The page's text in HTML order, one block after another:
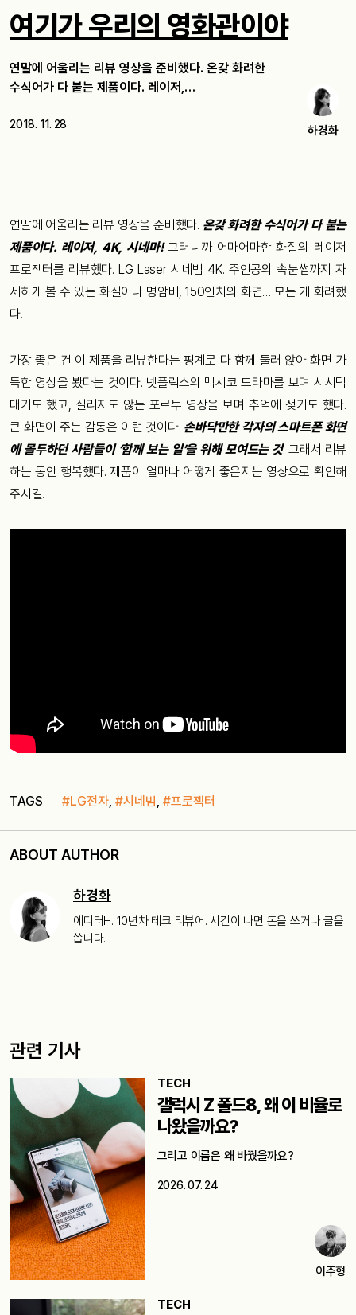
여기가 우리의 영화관이야
연말에 어울리는 리뷰 영상을 준비했다. 온갖 화려한
수식어가 다 붙는 제품이다. 레이저,…
2018. 11. 28 하경화
연말에 어울리는 리뷰 영상을 준비했다. 온갖 화려한 수식어가 다 붙는
제품이다. 레이저, 4K, 시네마! 그러니까 어마어마한 화질의 레이저
프로젝터를 리뷰했다. LG Laser 시네빔 4K. 주인공의 속눈썹까지 자
세하게 볼 수 있는 화질이나 명암비, 150인치의 화면… 모든 게 화려했
다.
가장 좋은 건 이 제품을 리뷰한다는 핑계로 다 함께 둘러 앉아 화면 가
득한 영상을 봤다는 것이다. 넷플릭스의 멕시코 드라마를 보며 시시덕
대기도 했고, 질리지도 않는 포르투 영상을 보며 추억에 젖기도 했다.
큰 화면이 주는 감동은 이런 것이다. 손바닥만한 각자의 스마트폰 화면
에 몰두하던 사람들이 ‘함께 보는 일’을 위해 모여드는 것. 그래서 리뷰
하는 동안 행복했다. 제품이 얼마나 어떻게 좋은지는 영상으로 확인해
주시길.
TAGS #LG전자, #시네빔, #프로젝터
ABOUT AUTHOR
하경화
에디터H. 10년차 테크 리뷰어. 시간이 나면 돈을 쓰거나 글을
씁니다.
관련 기사
TECH
갤럭시 Z 폴드8, 왜 이 비율로
나왔을까요?
그리고 이름은 왜 바꿨을까요?
2026. 07. 24
이주형
TECH